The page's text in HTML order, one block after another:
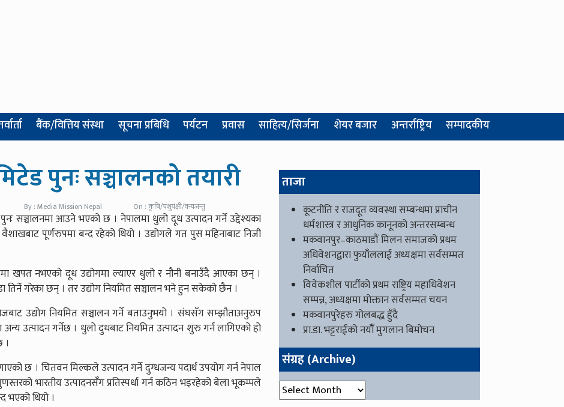
बैंक/वित्तिय संस्था सूचना प्रबिधि पर्यटन प्रवास साहित्य/सिर्जना शेयर बजार अन्तर्राष्ट्रिय सम्पादकीय
पुनः सञ्चालनको तयारी
By : Media Mission Nepal On : कृषि/पशुपंक्षी/वन्यजन्तु
सञ्चालनमा आउने भएको छ । नेपालमा धुलो दूध उत्पादन गर्ने उद्देश्यका
पूर्णरुपमा बन्द रहेको थियो । उद्योगले गत पुस महिनाबाट निजी
खपत नभएको दूध उद्योगमा ल्याएर धुलो र नौनी बनाउँदै आएका छन् ।
तिर्ने गरेका छन् । तर उद्योग नियमित सञ्चालन भने हुन सकेको छैन ।
उद्योग नियमित सञ्चालन गर्ने बताउनुभयो । संघसँग सम्झौताअनुरुप
उत्पादन गर्नेछ । धुलो दुधबाट नियमित उत्पादन शुरु गर्न लागिएको हो
।
छ । चितवन मिल्कले उत्पादन गर्ने दुग्धजन्य पदार्थ उपयोग गर्न नेपाल
भारतीय उत्पादनसँग प्रतिस्पर्धा गर्न कठिन भइरहेको बेला भूकम्पले
भएको थियो ।
ताजा
कूटनीति र राजदूत व्यवस्था सम्बन्धमा प्राचीन
धर्मशास्त्र र आधुनिक कानूनको अन्तरसम्बन्ध
मकवानपुर–काठमाडौं मिलन समाजको प्रथम
अधिवेशनद्वारा फुयाँललाई अध्यक्षमा सर्वसम्मत
निर्वाचित
विवेकशील पार्टीको प्रथम राष्ट्रिय महाधिवेशन
सम्पन्न, अध्यक्षमा मोक्तान सर्वसम्मत चयन
मकवानपुरेहरु गोलबद्ध हुँदै
प्रा.डा. भट्टराईको नयाँँ मुगलान बिमोचन
संग्रह (Archive)
संग्रह (Archive)